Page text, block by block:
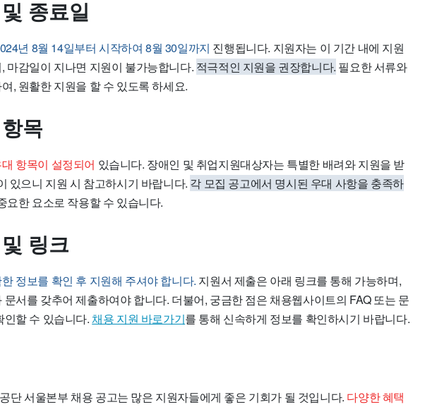
종료일
년 8월 14일부터 시작하여 8월 30일까지 진행됩니다. 지원자는 이 기간 내에 지원
마감일이 지나면 지원이 불가능합니다. 적극적인 지원을 권장합니다. 필요한 서류와
, 원활한 지원을 할 수 있도록 하세요.
목
항목이 설정되어 있습니다. 장애인 및 취업지원대상자는 특별한 배려와 지원을 받
있으니 지원 시 참고하시기 바랍니다. 각 모집 공고에서 명시된 우대 사항을 충족하
요한 요소로 작용할 수 있습니다.
링크
정보를 확인 후 지원해 주셔야 합니다. 지원서 제출은 아래 링크를 통해 가능하며,
문서를 갖추어 제출하여야 합니다. 더불어, 궁금한 점은 채용웹사이트의 FAQ 또는 문
인할 수 있습니다.채용 지원 바로가기를 통해 신속하게 정보를 확인하시기 바랍니다.
단 서울본부 채용 공고는 많은 지원자들에게 좋은 기회가 될 것입니다. 다양한 혜택